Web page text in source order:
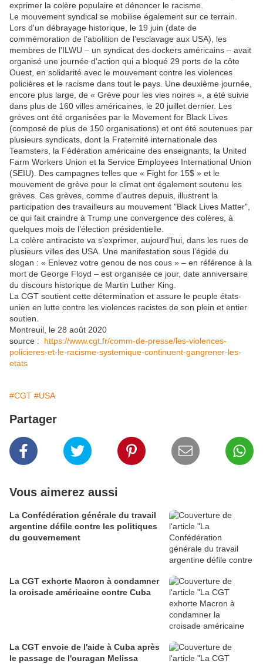
exprimer la colère populaire et dénoncer le racisme.
Le mouvement syndical se mobilise également sur ce terrain.
Lors d'un débrayage historique, le 19 juin (date de
commémoration de l’abolition de l’esclavage aux USA), les
membres de l'ILWU – un syndicat des dockers américains – avait
organisé une journée d'action qui a bloqué 29 ports de la côte
Ouest, en solidarité avec le mouvement contre les violences
policières et le racisme dans tout le pays. Une deuxième journée,
encore plus large, de « Grève pour les vies noires », a été suivie
dans plus de 160 villes américaines, le 20 juillet dernier. Les
grèves ont été organisées par le Movement for Black Lives
(composé de plus de 150 organisations) et ont été soutenues par
plusieurs syndicats, dont la Fraternité internationale des
Teamsters, la Fédération américaine des enseignants, la United
Farm Workers Union et la Service Employees International Union
(SEIU). Des campagnes telles que « Fight for 15$ » et le
mouvement de grève pour le climat ont également soutenu les
grèves. Ces grèves, comme d’autres depuis, illustrent la
participation des travailleurs au mouvement "Black Lives Matter",
ce qui fait craindre à Trump une convergence des colères, à
quelques mois de l’élection présidentielle.
La colère antiraciste va s’exprimer, aujourd’hui, dans les rues de
plusieurs villes des USA. Une manifestation sous l’égide du
slogan : « Enlevez votre genou de nos cous » – en référence à la
mort de George Floyd – est organisée ce jour, date anniversaire
du discours historique de Martin Luther King.
La CGT soutient cette détermination et assure le peuple états-
unien en lutte contre les violences racistes de son plein et entier
soutien.
Montreuil, le 28 août 2020
source : https://www.cgt.fr/comm-de-presse/les-violences-
policieres-et-le-racisme-systemique-continuent-gangrener-les-
etats
#CGT #USA
Partager
Vous aimerez aussi
La Confédération générale du travail
argentine défile contre les politiques
du gouvernement
La CGT exhorte Macron à condamner
la croisade américaine contre Cuba
La CGT envoie de l'aide à Cuba après
le passage de l'ouragan Melissa